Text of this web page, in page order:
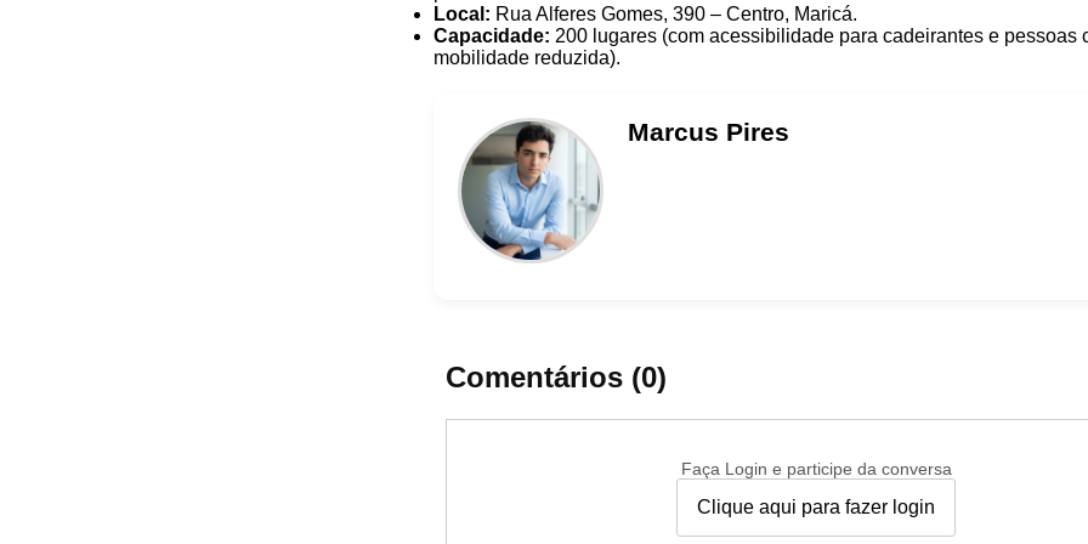
Local: Rua Alferes Gomes, 390 – Centro, Maricá.
Capacidade: 200 lugares (com acessibilidade para cadeirantes e pessoas
mobilidade reduzida).
Marcus Pires
Comentários (0)
Faça Login e participe da conversa
Clique aqui para fazer login